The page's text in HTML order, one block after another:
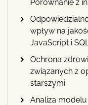
Porównanie z
wpływ na
JavaScript i
Ochrona
związanych z
starszymi
Analiza modelu